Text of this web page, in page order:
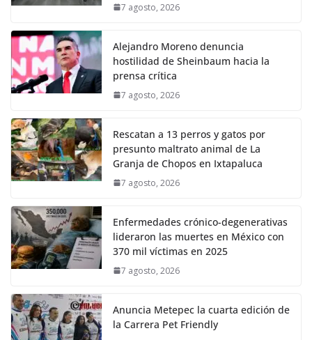
7 agosto, 2026
Alejandro Moreno denuncia
hostilidad de Sheinbaum hacia la
prensa crítica
7 agosto, 2026
Rescatan a 13 perros y gatos por
presunto maltrato animal de La
Granja de Chopos en Ixtapaluca
7 agosto, 2026
Enfermedades crónico-degenerativas
lideraron las muertes en México con
370 mil víctimas en 2025
7 agosto, 2026
Anuncia Metepec la cuarta edición de
la Carrera Pet Friendly